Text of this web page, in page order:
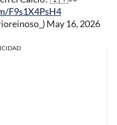
F9s1X4PsH4
May 16, 2026